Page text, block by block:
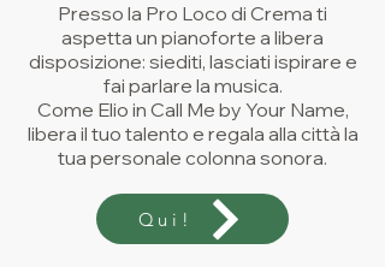
Presso la Pro Loco di Crema ti
aspetta un pianoforte a libera
disposizione: siediti, lasciati ispirare e
fai parlare la musica.
Come Elio in Call Me by Your Name,
libera il tuo talento e regala alla città la
tua personale colonna sonora.
Qui!